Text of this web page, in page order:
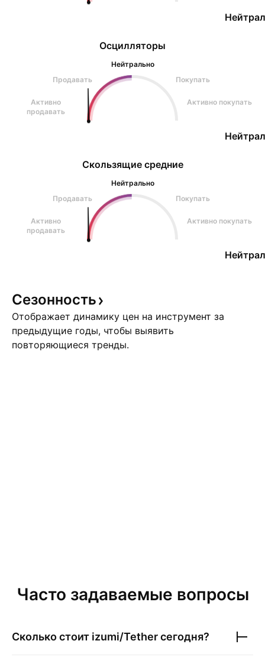
Осцилляторы
Нейтрально
Продавать
Покупать
Активно
продавать
Активно покупать
Скользящие средние
Нейтрально
Продавать
Покупать
Активно
продавать
Активно покупать
Сезонность
Отображает динамику цен на инструмент за
предыдущие годы, чтобы выявить
повторяющиеся тренды.
Часто задаваемые вопросы
Сколько стоит izumi/Tetherсегодня?